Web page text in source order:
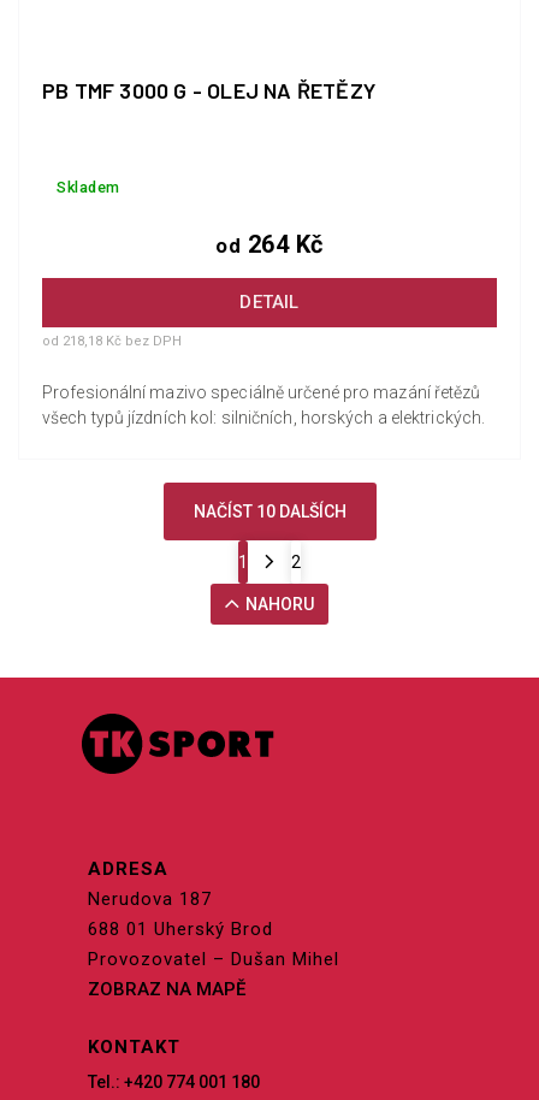
PB TMF 3000 G - OLEJ NA ŘETĚZY
Skladem
DETAIL
od 218,18 Kč bez DPH
od 264 Kč
Profesionální mazivo speciálně určené pro mazání řetězů
všech typů jízdních kol: silničních, horských a elektrických.
NAČÍST 10 DALŠÍCH
1 2
NAHORU
ADRESA
Nerudova 187
688 01 Uherský Brod
Provozovatel – Dušan Mihel
ZOBRAZ NA MAPĚ
KONTAKT
Tel.: +420 774 001 180